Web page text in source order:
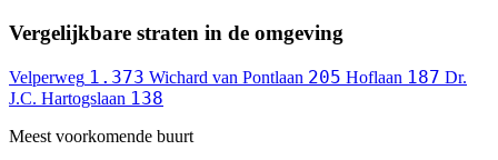
Vergelijkbare straten in de omgeving
Velperweg 1.373 Wichard van Pontlaan 205 Hoflaan 187 Dr.
J.C. Hartogslaan 138
Meest voorkomende buurt